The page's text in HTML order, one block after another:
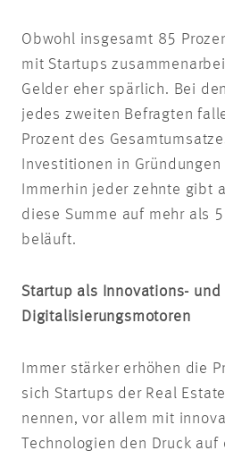
Obwohl insgesamt 85
mit Startups
Gelder eher spärlich. Bei
jedes zweiten Befragten
Prozent des
Investitionen in
Immerhin jeder zehnte gibt
diese Summe auf mehr als
beläuft.
Startup als Innovations- und
Digitalisierungsmotoren
Immer stärker erhöhen die
sich Startups der Real
nennen, vor allem mit
Technologien den Druck auf